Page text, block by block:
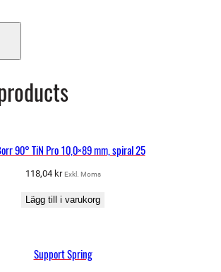
90° TiN Pro 10,0×89 mm, spiral 25
118,04 kr Exkl. Moms
Lägg till i varukorg
Support Spring